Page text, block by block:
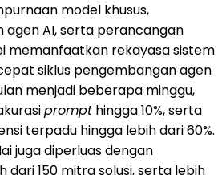
model khusus,
agen AI, serta perancangan
memanfaatkan rekayasa sistem
siklus pengembangan agen
menjadi beberapa minggu,
prompt hingga 10%, serta
terpadu hingga lebih dari 60%.
juga diperluas dengan
dari 150 mitra solusi, serta lebih